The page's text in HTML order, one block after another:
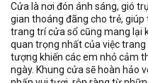
Cửa là nơi đón ánh sáng, gió
gian thoáng đãng cho trẻ,
trang trí cửa sổ cũng mang lại
quan trọng nhất của việc
tượng khiến các em nhỏ cảm
ngày. Khung cửa sẽ hoàn hảo